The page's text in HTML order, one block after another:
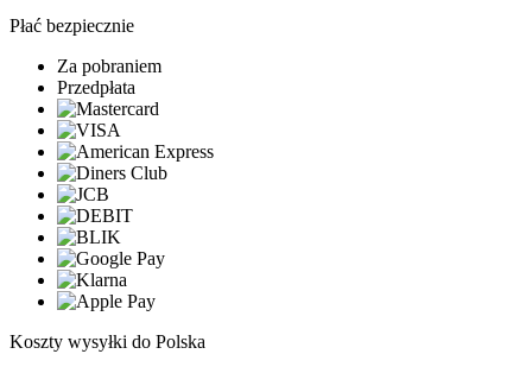
Płać bezpiecznie
Za pobraniem
Przedpłata
Koszty wysyłki do Polska